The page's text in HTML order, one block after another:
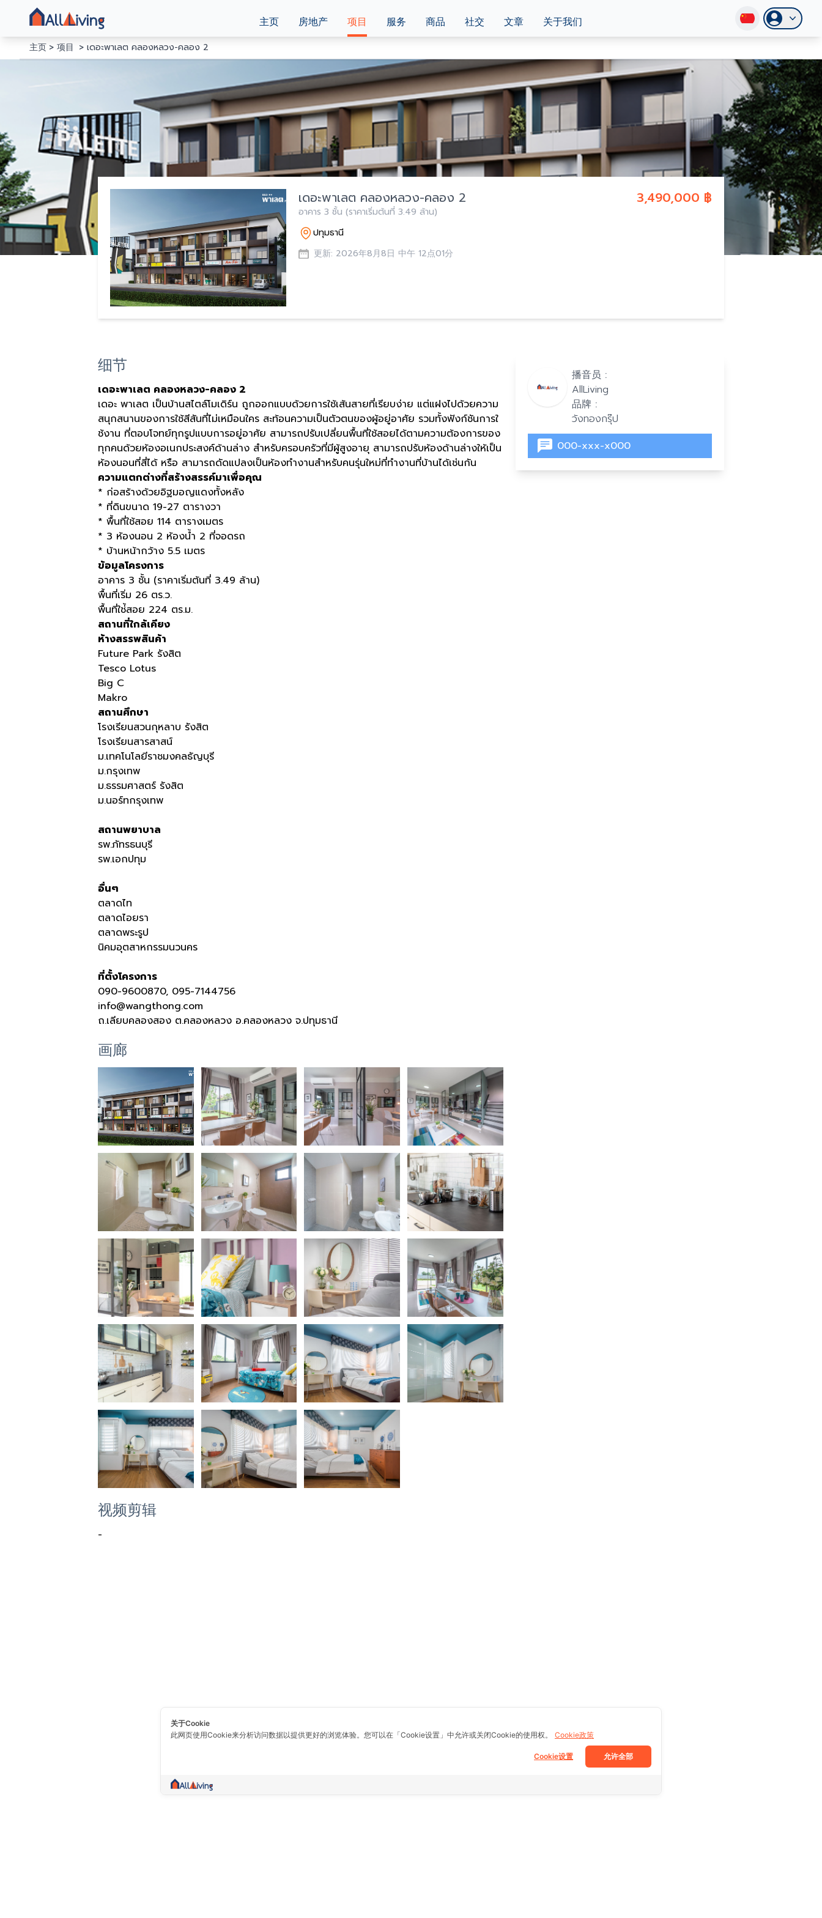
主页 房地产 项目 服务 商品 社交 文章 关于我们
主页 项目 เดอะพาเลต คลองหลวง-คลอง 2
3,490,000 ฿
เดอะพาเลต คลองหลวง-คลอง 2
อาคาร 3 ชั้น (ราคาเริ่มต้นที่ 3.49 ล้าน)
ปทุมธานี
更新: 2026年8月8日 中午 12点01分
细节
เดอะพาเลต คลองหลวง-คลอง 2
เดอะ พาเลต เป็นบ้านสไตล์โมเดิร์น ถูกออกแบบด้วยการใช้เส้นสายที่เรียบง่าย แต่แฝงไปด้วยความ
สนุกสนานของการใช้สีสันที่ไม่เหมือนใคร สะท้อนความเป็นตัวตนของผู้อยู่อาศัย รวมทั้งฟังก์ชันการใ
ช้งาน ที่ตอบโจทย์ทุกรูปแบบการอยู่อาศัย สามารถปรับเปลี่ยนพื้นที่ใช้สอยได้ตามความต้องการของ
ทุกคนด้วยห้องอเนกประสงค์ด้านล่าง สำหรับครอบครัวที่มีผู้สูงอายุ สามารถปรับห้องด้านล่างให้เป็น
ห้องนอนที่สี่ได้ หรือ สามารถดัดแปลงเป็นห้องทำงานสำหรับคนรุ่นใหม่ที่ทำงานที่บ้านได้เช่นกัน
ความแตกต่างที่สร้างสรรค์มาเพื่อคุณ
* ก่อสร้างด้วยอิฐมอญแดงทั้งหลัง
* ที่ดินขนาด 19-27 ตารางวา
* พื้นที่ใช้สอย 114 ตารางเมตร
* 3 ห้องนอน 2 ห้องน้ำ 2 ที่จอดรถ
* บ้านหน้ากว้าง 5.5 เมตร
ข้อมูลโครงการ
อาคาร 3 ชั้น (ราคาเริ่มต้นที่ 3.49 ล้าน)
พื้นที่เริ่ม 26 ตร.ว.
พื้นที่ใช่้สอย 224 ตร.ม.
สถานที่ใกล้เคียง
ห้างสรรพสินค้า
Future Park รังสิต
Tesco Lotus
Big C
Makro
สถานศึกษา
โรงเรียนสวนกุหลาบ รังสิต
โรงเรียนสารสาสน์
ม.เทคโนโลยีราชมงคลธัญบุรี
ม.กรุงเทพ
ม.ธรรมศาสตร์ รังสิต
ม.นอร์ทกรุงเทพ
สถานพยาบาล
รพ.ภัทรธนบุรี
รพ.เอกปทุม
อื่นๆ
ตลาดไท
ตลาดไอยรา
ตลาดพระรูป
นิคมอุตสาหกรรมนวนคร
ที่ตั้งโครงการ
090-9600870, 095-7144756
info@wangthong.com
ถ.เลียบคลองสอง ต.คลองหลวง อ.คลองหลวง จ.ปทุมธานี
画廊
视频剪辑
-
播音员 :
AllLiving
品牌 :
วังทองกรุ๊ป
000-xxx-x000
关于Cookie
此网页使用Cookie来分析访问数据以提供更好的浏览体验。您可以在「Cookie设置」中允许或关闭Cookie的使用权。
Cookie政策
允许全部
Cookie设置